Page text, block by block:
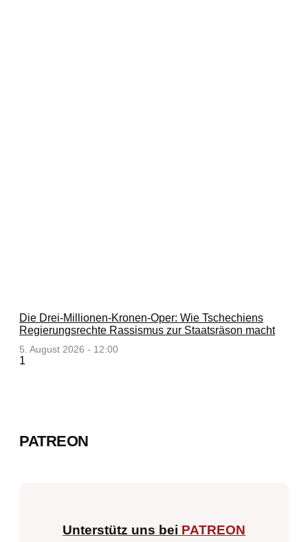
Die Drei-Millionen-Kronen-Oper: Wie Tschechiens
Regierungsrechte Rassismus zur Staatsräson macht
5. August 2026 - 12:00
PATREON
Unterstütz uns bei PATREON